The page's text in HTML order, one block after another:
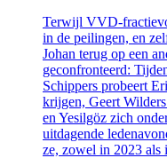
Terwijl VVD-
in de peilingen, en
Johan terug op een
geconfronteerd:
Schippers probeert
krijgen, Geert
en Yesilgöz zich
uitdagende
ze, zowel in 2023